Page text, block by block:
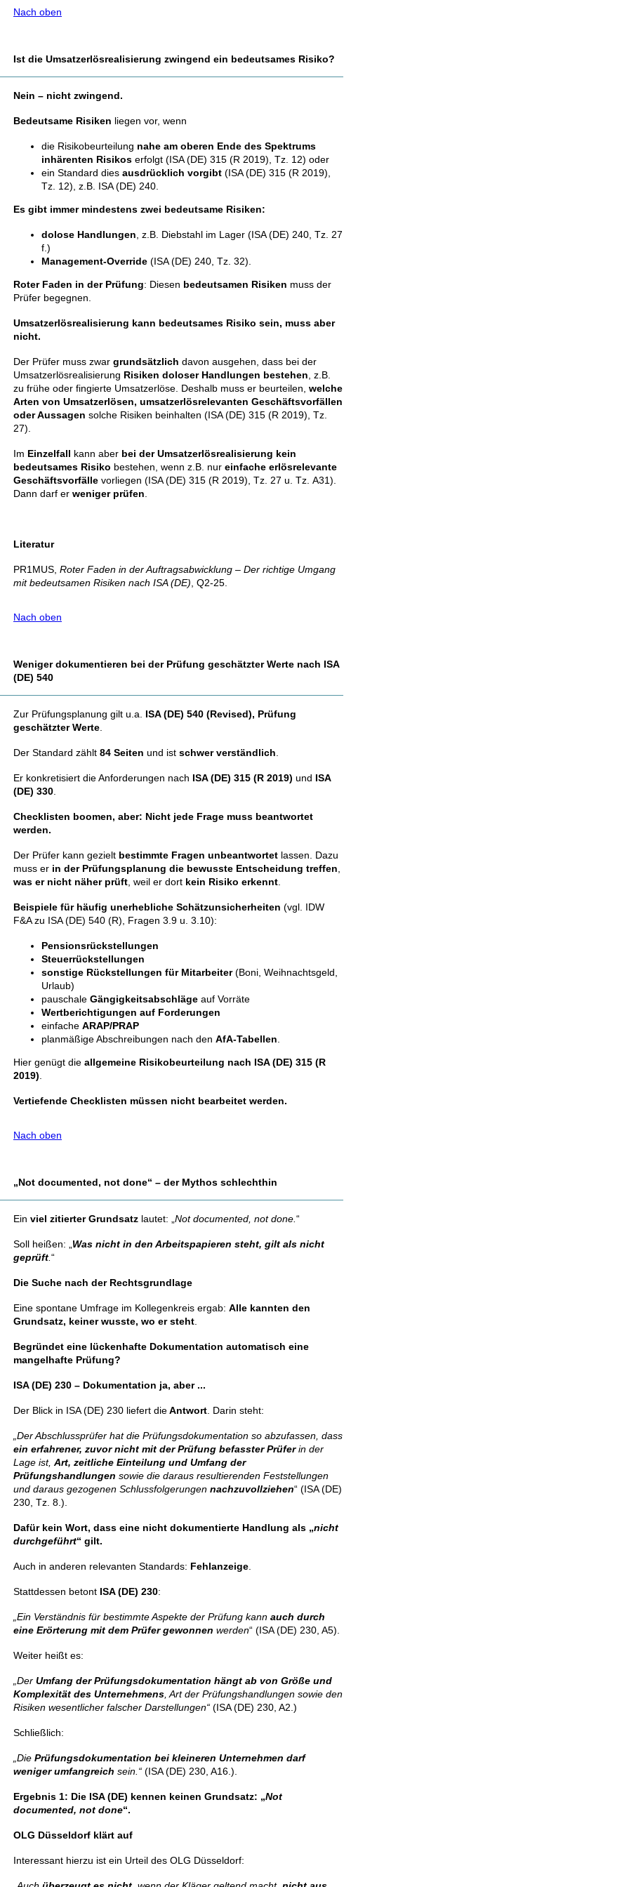
Nach oben
Ist die Umsatzerlösrealisierung zwingend ein bedeutsames Risiko?
Nein – nicht zwingend.
Bedeutsame Risiken liegen vor, wenn
die Risikobeurteilung nahe am oberen Ende des Spektrums
inhärenten Risikos erfolgt (ISA (DE) 315 (R 2019), Tz. 12) oder
ein Standard dies ausdrücklich vorgibt (ISA (DE) 315 (R 2019),
Tz. 12), z.B. ISA (DE) 240.
Es gibt immer mindestens zwei bedeutsame Risiken:
dolose Handlungen , z.B. Diebstahl im Lager (ISA (DE) 240, Tz. 27
f.)
Management-Override (ISA (DE) 240, Tz. 32).
Roter Faden in der Prüfung: Diesen bedeutsamen Risiken muss der
Prüfer begegnen.
Umsatzerlösrealisierung kann bedeutsames Risiko sein, muss aber
nicht.
Der Prüfer muss zwar grundsätzlich davon ausgehen, dass bei der
Umsatzerlösrealisierung Risiken doloser Handlungen bestehen , z.B.
zu frühe oder fingierte Umsatzerlöse. Deshalb muss er beurteilen, welche
Arten von Umsatzerlösen, umsatzerlösrelevanten Geschäftsvorfällen
oder Aussagen solche Risiken beinhalten (ISA (DE) 315 (R 2019), Tz.
27).
Im Einzelfall kann aber bei der Umsatzerlösrealisierung kein
bedeutsames Risiko bestehen, wenn z.B. nur einfache erlösrelevante
Geschäftsvorfälle vorliegen (ISA (DE) 315 (R 2019), Tz. 27 u. Tz. A31).
Dann darf er weniger prüfen
Literatur
PR1MUS, Roter Faden in der Auftragsabwicklung – Der richtige Umgang
mit bedeutsamen Risiken nach ISA (DE) , Q2-25.
Nach oben
Weniger dokumentieren bei der Prüfung geschätzter Werte nach ISA
(DE) 540
Zur Prüfungsplanung gilt u.a.
ISA (DE) 540 (Revised), Prüfung
geschätzter Werte
Der Standard zählt 84 Seiten und ist schwer verständlich
Er konkretisiert die Anforderungen nach ISA (DE) 315 (R 2019) und ISA
(DE) 330
Checklisten boomen, aber: Nicht jede Frage muss beantwortet
werden.
Der Prüfer kann gezielt bestimmte Fragen unbeantwortet lassen. Dazu
muss er in der Prüfungsplanung die bewusste Entscheidung treffen
was er nicht näher prüft , weil er dort kein Risiko erkennt
Beispiele für häufig unerhebliche Schätzunsicherheiten (vgl. IDW
F&A zu ISA (DE) 540 (R), Fragen 3.9 u. 3.10):
Pensionsrückstellungen
Steuerrückstellungen
sonstige Rückstellungen für Mitarbeiter(Boni, Weihnachtsgeld,
Urlaub)
pauschale Gängigkeitsabschläge auf Vorräte
Wertberichtigungen auf Forderungen
einfache ARAP/PRAP
planmäßige Abschreibungen nach den AfA-Tabellen
Hier genügt die allgemeine Risikobeurteilung nach ISA (DE) 315 (R
2019)
Vertiefende Checklisten müssen nicht bearbeitet werden.
Nach oben
„Not documented, not done“ – der Mythos schlechthin
Ein viel zitierter Grundsatz lautet: „ Not documented, not done. “
Soll heißen: „ Was nicht in den Arbeitspapieren steht, gilt als nicht
geprüft “
Die Suche nach der Rechtsgrundlage
Eine spontane Umfrage im Kollegenkreis ergab: Alle kannten den
Grundsatz, keiner wusste, wo er steht
Begründet eine lückenhafte Dokumentation automatisch eine
mangelhafte Prüfung?
ISA (DE) 230 – Dokumentation ja, aber ...
Der Blick in ISA (DE) 230 liefert dieAntwort . Darin steht:
„Der Abschlussprüfer hat die Prüfungsdokumentation so abzufassen, dass
ein erfahrener, zuvor nicht mit der Prüfung befasster Prüferin der
Lage ist, Art, zeitliche Einteilung und Umfang der
Prüfungshandlungen sowie die daraus resultierenden Feststellungen
und daraus gezogenen Schlussfolgerungen nachzuvollziehen“ (ISA (DE)
230, Tz. 8.).
Dafür kein Wort, dass eine nicht dokumentierte Handlung als „nicht
durchgeführt“ gilt.
Auch in anderen relevanten Standards: Fehlanzeige
Stattdessen betont ISA (DE) 230:
„Ein Verständnis für bestimmte Aspekte der Prüfung kann auch durch
eine Erörterung mit dem Prüfer gewonnen werden“ (ISA (DE) 230, A5).
Weiter heißt es:
„Der Umfang der Prüfungsdokumentation hängt ab von Größe und
Komplexität des Unternehmens , Art der Prüfungshandlungen sowie den
Risiken wesentlicher falscher Darstellungen“ (ISA (DE) 230, A2.)
Schließlich:
„Die Prüfungsdokumentation bei kleineren Unternehmen darf
weniger umfangreich sein.“ (ISA (DE) 230, A16.).
Ergebnis 1: Die ISA (DE) kennen keinen Grundsatz: „Not
documented, not done“.
OLG Düsseldorf klärt auf
Interessant hierzu ist ein Urteil des OLG Düsseldorf: